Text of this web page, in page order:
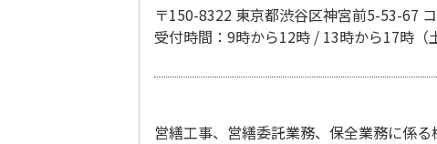
〒150-8322 東京都渋谷区神宮前5-53-67
受付時間：9時から12時 / 13時から17時（
営繕工事、営繕委託業務、保全業務に係る